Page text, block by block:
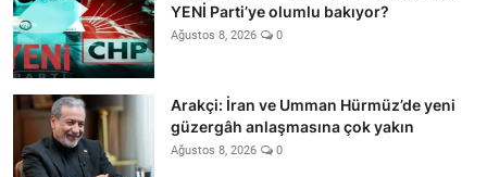
YENİ Parti’ye olumlu bakıyor?
Ağustos 8, 2026 0
Arakçi: İran ve Umman Hürmüz’de yeni
güzergâh anlaşmasına çok yakın
Ağustos 8, 2026 0